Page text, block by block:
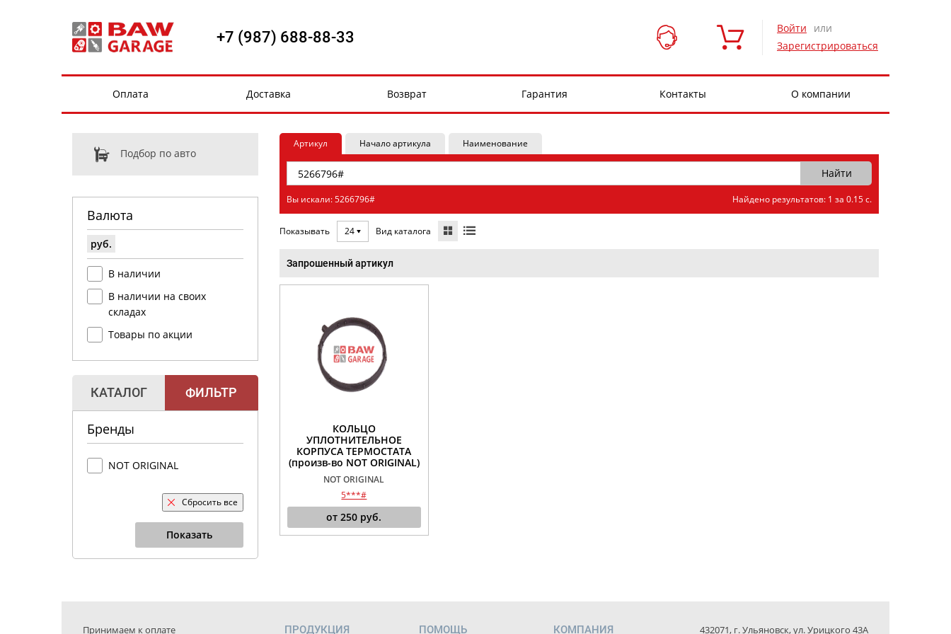
+7 (987) 688-88-33 Войти
или
Зарегистрироваться
Оплата Доставка Возврат Гарантия Контакты О компании
Подбор по авто
Валюта
руб.
В наличии
В наличии на своих
складах
Товары по акции
КАТАЛОГ ФИЛЬТР
Бренды
NOT ORIGINAL
Сбросить все
Показать
Артикул Начало артикула Наименование
Вы искали: 5266796# Найдено результатов: 1 за 0.15 с.
Показывать 24 Вид каталога
Запрошенный артикул
КОЛЬЦО
УПЛОТНИТЕЛЬНОЕ
КОРПУСА ТЕРМОСТАТА
(произв-во NOT ORIGINAL)
NOT ORIGINAL
5***#
от250 руб.
Принимаем к оплате ПРОДУКЦИЯ ПОМОЩЬ КОМПАНИЯ 432071, г. Ульяновск, ул. Урицкого 43А